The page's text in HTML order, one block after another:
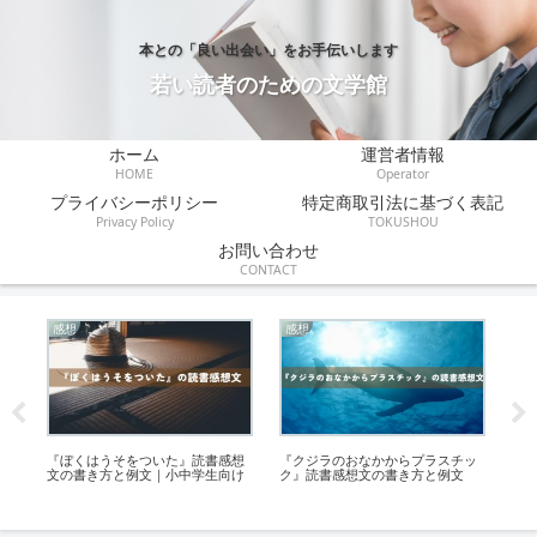
本との「良い出会い」をお手伝いします
若い読者のための文学館
ホーム
HOME
運営者情報
Operator
プライバシーポリシー
Privacy Policy
特定商取引法に基づく表記
TOKUSHOU
お問い合わせ
CONTACT
感想
『ぼくはうそをついた』読書感想
文の書き方と例文｜小中学生向け
感想
『クジラのおなかからプラスチッ
ク』読書感想文の書き方と例文